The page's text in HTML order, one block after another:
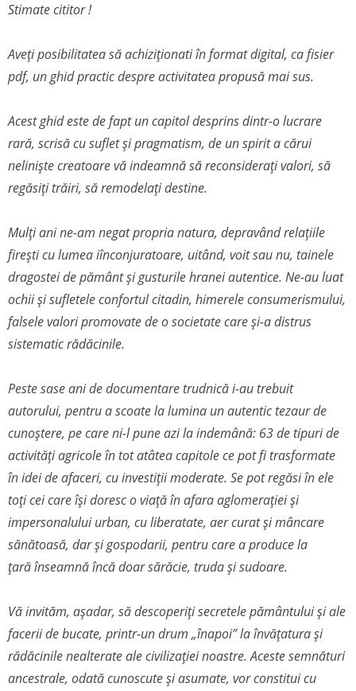
Stimate cititor !
Aveți posibilitatea să achiziționati în format digital, ca fisier
pdf, un ghid practic despre activitatea propusă mai sus.
Acest ghid este de fapt un capitol desprins dintr-o lucrare
rară, scrisă cu suflet și pragmatism, de un spirit a cărui
neliniște creatoare vă indeamnă să reconsiderați valori, să
regăsiți trăiri, să remodelați destine.
Mulți ani ne-am negat propria natura, depravând relațiile
firești cu lumea iînconjuratoare, uitând, voit sau nu, tainele
dragostei de pământ și gusturile hranei autentice. Ne-au luat
ochii și sufletele confortul citadin, himerele consumerismului,
falsele valori promovate de o societate care și-a distrus
sistematic rădăcinile.
Peste sase ani de documentare trudnică i-au trebuit
autorului, pentru a scoate la lumina un autentic tezaur de
cunoștere, pe care ni-l pune azi la indemână: 63 de tipuri de
activități agricole în tot atâtea capitole ce pot fi trasformate
în idei de afaceri, cu investiții moderate. Se pot regăsi în ele
toți cei care își doresc o viață în afara aglomerației și
impersonalului urban, cu liberatate, aer curat și mâncare
sănătoasă, dar și gospodarii, pentru care a produce la
țară înseamnă încă doar sărăcie, truda și sudoare.
Vă invităm, așadar, să descoperiți secretele pământului și ale
facerii de bucate, printr-un drum „înapoi” la învățatura și
rădăcinile nealterate ale civilizației noastre. Aceste semnături
ancestrale, odată cunoscute și asumate, vor constitui cu